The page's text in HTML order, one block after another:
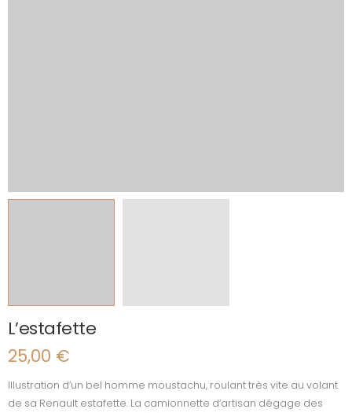
L’estafette
25,00 €
Illustration d’un bel homme moustachu, roulant très vite au volant
de sa Renault estafette. La camionnette d’artisan dégage des